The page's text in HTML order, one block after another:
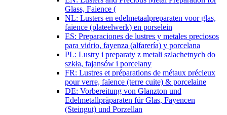
Glass, Faience (
NL: Lusters en edelmetaalpreparaten voor glas,
faience (plateelwerk) en porselein
ES: Preparaciones de lustres y metales preciosos
para vidrio, fayenza (alfarería) y porcelana
PL: Lustry i preparaty z metali szlachetnych do
szkła, fajansów i porcelany
FR: Lustres et préparations de métaux précieux
pour verre, faïence (terre cuite) & porcelaine
DE: Vorbereitung von Glanzton und
Edelmetallpräparaten für Glas, Fayencen
(Steingut) und Porzellan